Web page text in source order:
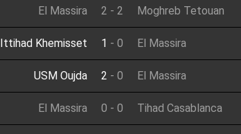
El Massira 2 - 2 Moghreb Tetouan
Ittihad Khemisset 1 - 0 El Massira
USM Oujda 2 - 0 El Massira
El Massira 0 - 0 Tihad Casablanca